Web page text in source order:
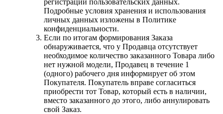
Подробные условия хранения и использования
личных данных изложены в Политике
конфиденциальности.
Если по итогам формирования Заказа
обнаруживается, что у Продавца отсутствует
необходимое количество заказанного Товара либо
нет нужной модели, Продавец в течение 1
(одного) рабочего дня информирует об этом
Покупателя. Покупатель вправе согласиться
приобрести тот Товар, который есть в наличии,
вместо заказанного до этого, либо аннулировать
свой Заказ.